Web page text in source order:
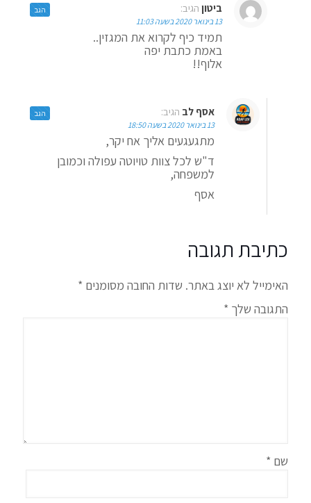
ביטון הגיב:
13 בינואר 2020 בשעה 11:03
תמיד כיף לקרוא את המגזין..
באמת כתבת יפה
אלוף!!
הגב
אסף לב הגיב:
13 בינואר 2020 בשעה 18:50
מתגעגעים אליך אח יקר,
ד"ש לכל צוות טויוטה עפולה וכמובן
למשפחה,
אסף
הגב
כתיבת תגובה
האימייל לא יוצג באתר. שדות החובה מסומנים *
התגובה שלך *
שם *